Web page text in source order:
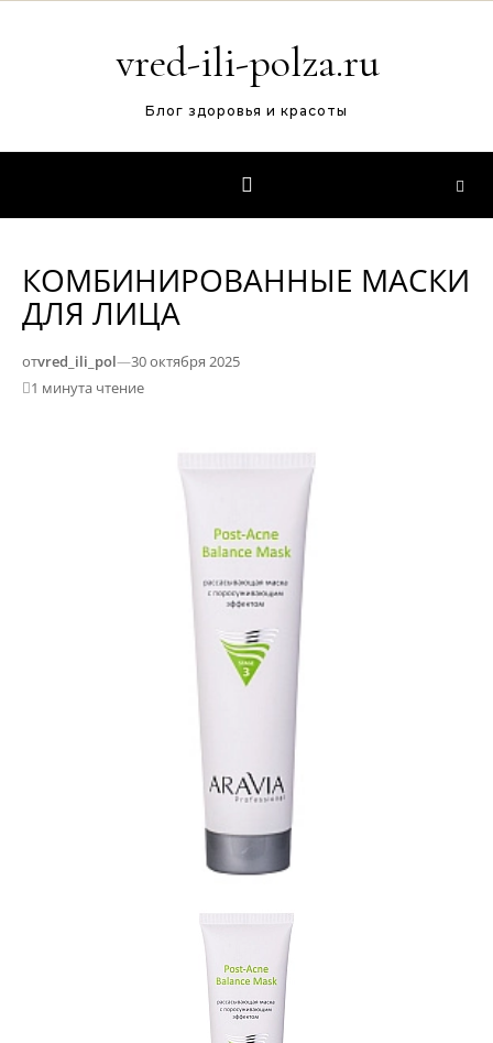
vred-ili-polza.ru
Блог здоровья и красоты
КОМБИНИРОВАННЫЕ МАСКИ
ДЛЯ ЛИЦА
отvred_ili_pol—30 октября 2025
1 минута чтение